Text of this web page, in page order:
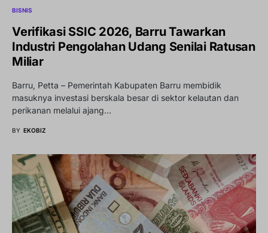
BISNIS
Verifikasi SSIC 2026, Barru Tawarkan
Industri Pengolahan Udang Senilai Ratusan
Miliar
Barru, Petta – Pemerintah Kabupaten Barru membidik
masuknya investasi berskala besar di sektor kelautan dan
perikanan melalui ajang…
BY EKOBIZ